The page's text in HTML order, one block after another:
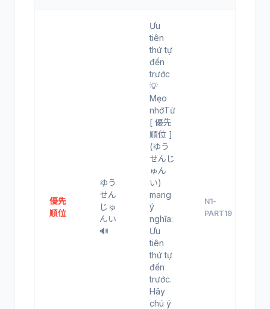
優先
順位
ゆう
せん
じゅ
んい
🔊
Ưu
tiên
thứ tự
đến
trước
💡
Mẹo
nhớTừ
[ 優先
順位 ]
(ゆう
せんじ
ゅん
い)
mang
ý
nghĩa:
Ưu
tiên
thứ tự
đến
trước.
Hãy
chú ý
N1-
PART19